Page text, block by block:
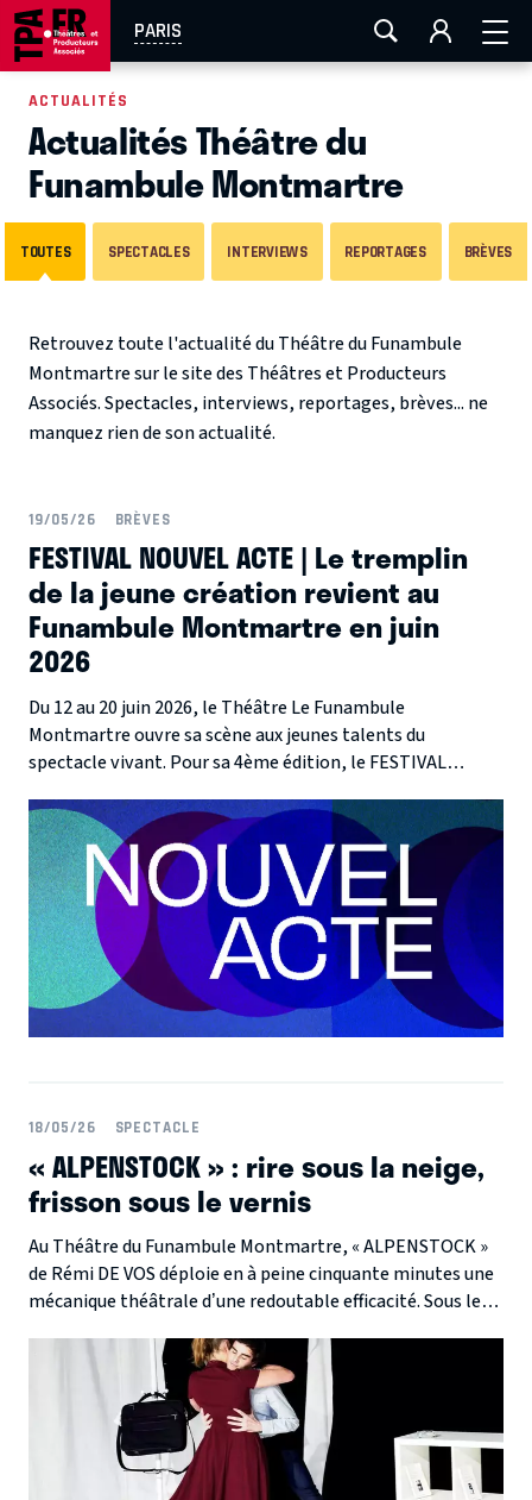
PARIS
AIX-MARSEILLE LA ROCHELLE
EN TOURNÉE
ACTUALITÉS
Actualités Théâtre du
Funambule Montmartre
TOUTES SPECTACLES INTERVIEWS REPORTAGES BRÈVES
Retrouvez toute l'actualité du Théâtre du Funambule
Montmartre sur le site des Théâtres et Producteurs
Associés. Spectacles, interviews, reportages, brèves... ne
manquez rien de son actualité.
19/05/26 BRÈVES
FESTIVAL NOUVEL ACTE | Le tremplin
de la jeune création revient au
Funambule Montmartre en juin
2026
Du 12 au 20 juin 2026, le Théâtre Le Funambule
Montmartre ouvre sa scène aux jeunes talents du
spectacle vivant. Pour sa 4ème édition, le FESTIVAL
scène émergente à travers six créations uniques qui
promettent de bousculer et d'émerveiller le public
parisien.
18/05/26 SPECTACLE
« ALPENSTOCK » : rire sous la neige,
frisson sous le vernis
Au Théâtre du Funambule Montmartre, « ALPENSTOCK »
de Rémi DE VOS déploie en à peine cinquante minutes une
mécanique théâtrale d’une redoutable efficacité. Sous les
obsessions identitaires, la peur de l’étranger et les dérives
totalitaires avec une intelligence jubilatoire.